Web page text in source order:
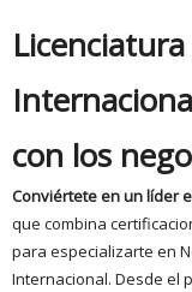
con los
Conviértete en un líder
que combina
para especializarte en
Internacional. Desde el